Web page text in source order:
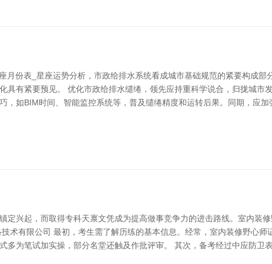
月份表_星座运势分析，市政给排水系统看成城市基础规范的紧要构成
具有紧要预见。 优化市政给排水缱绻，领先应持重科学说合，归拢城市
，如BIM时间、智能监控系统等，普及缱绻精度和运转后果。同期，应
定兴起，而取得专科天禀文凭成为提高做事竞争力的进击路线。室内装
术有限公司 最初，考生需了解历练的基本信息。经常，室内装修野心
多为笔试加实操，部分名堂还触及作批评审。 其次，备考经过中应防卫